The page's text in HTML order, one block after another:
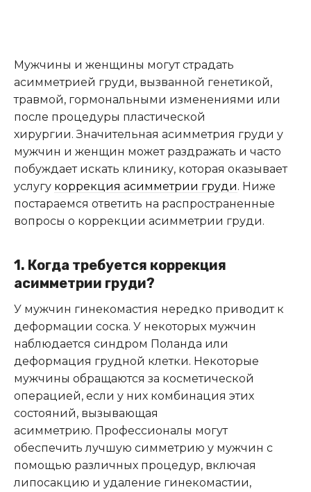
Мужчины и женщины могут страдать
асимметрией груди, вызванной генетикой,
травмой, гормональными изменениями или
после процедуры пластической
хирургии. Значительная асимметрия груди у
мужчин и женщин может раздражать и часто
побуждает искать клинику, которая оказывает
услугу коррекция асимметрии груди. Ниже
постараемся ответить на распространенные
вопросы о коррекции асимметрии груди.
1. Когда требуется коррекция
асимметрии груди?
У мужчин гинекомастия нередко приводит к
деформации соска. У некоторых мужчин
наблюдается синдром Поланда или
деформация грудной клетки. Некоторые
мужчины обращаются за косметической
операцией, если у них комбинация этих
состояний, вызывающая
асимметрию. Профессионалы могут
обеспечить лучшую симметрию у мужчин с
помощью различных процедур, включая
липосакцию и удаление гинекомастии,